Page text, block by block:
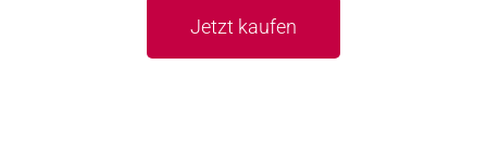
Jetzt kaufen